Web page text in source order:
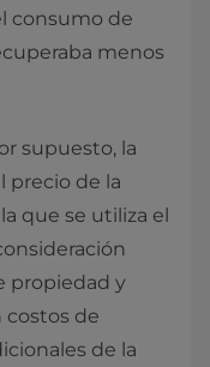
consumo de
menos
supuesto, la
precio de la
que se utiliza el
propiedad y
costos de
de la